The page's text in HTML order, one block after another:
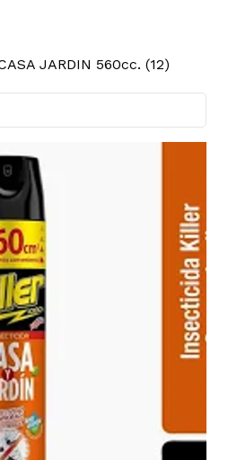
JARDIN 560cc. (12)